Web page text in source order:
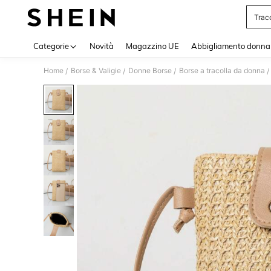
Categorie Novità Magazzino UE Abbigliamento donna
Home / Borse & Valigie / Donne Borse / Borse a tracolla da donna /